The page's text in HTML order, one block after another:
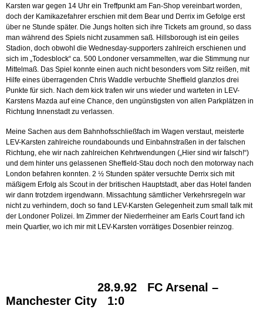
Karsten war gegen 14 Uhr ein Treffpunkt am Fan-Shop vereinbart worden,
doch der Kamikazefahrer erschien mit dem Bear und Derrix im Gefolge erst
über ne Stunde später. Die Jungs holten sich ihre Tickets am ground, so dass
man während des Spiels nicht zusammen saß. Hillsborough ist ein geiles
Stadion, doch obwohl die Wednesday-supporters zahlreich erschienen und
sich im „Todesblock“ ca. 500 Londoner versammelten, war die Stimmung nur
Mittelmaß. Das Spiel konnte einen auch nicht besonders vom Sitz reißen, mit
Hilfe eines überragenden Chris Waddle verbuchte Sheffield glanzlos drei
Punkte für sich. Nach dem kick trafen wir uns wieder und warteten in LEV-
Karstens Mazda auf eine Chance, den ungünstigsten von allen Parkplätzen in
Richtung Innenstadt zu verlassen.
Meine Sachen aus dem Bahnhofsschließfach im Wagen verstaut, meisterte
LEV-Karsten zahlreiche roundabounds und Einbahnstraßen in der falschen
Richtung, ehe wir nach zahlreichen Kehrtwendungen („Hier sind wir falsch!“)
und dem hinter uns gelassenen Sheffield-Stau doch noch den motorway nach
London befahren konnten. 2 ½ Stunden später versuchte Derrix sich mit
mäßigem Erfolg als Scout in der britischen Hauptstadt, aber das Hotel fanden
wir dann trotzdem irgendwann. Missachtung sämtlicher Verkehrsregeln war
nicht zu verhindern, doch so fand LEV-Karsten Gelegenheit zum small talk mit
der Londoner Polizei. Im Zimmer der Niederrheiner am Earls Court fand ich
mein Quartier, wo ich mir mit LEV-Karsten vorrätiges Dosenbier reinzog.
28.9.92 FC Arsenal –
Manchester City 1:0